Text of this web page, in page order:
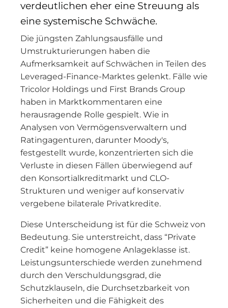
verdeutlichen eher eine Streuung als
eine systemische Schwäche.
Die jüngsten Zahlungsausfälle und
Umstrukturierungen haben die
Aufmerksamkeit auf Schwächen in Teilen des
Leveraged-Finance-Marktes gelenkt. Fälle wie
Tricolor Holdings und First Brands Group
haben in Marktkommentaren eine
herausragende Rolle gespielt. Wie in
Analysen von Vermögensverwaltern und
Ratingagenturen, darunter Moody's,
festgestellt wurde, konzentrierten sich die
Verluste in diesen Fällen überwiegend auf
den Konsortialkreditmarkt und CLO-
Strukturen und weniger auf konservativ
vergebene bilaterale Privatkredite.
Diese Unterscheidung ist für die Schweiz von
Bedeutung. Sie unterstreicht, dass “Private
Credit” keine homogene Anlageklasse ist.
Leistungsunterschiede werden zunehmend
durch den Verschuldungsgrad, die
Schutzklauseln, die Durchsetzbarkeit von
Sicherheiten und die Fähigkeit des